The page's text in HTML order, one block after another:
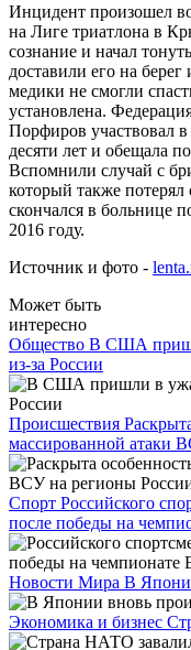
Инцидент произошел
на Лиге триатлона в
сознание и начал
доставили его на
медики не смогли
установлена.
Порфиров участвовал
десяти лет и обещала
Вспомнили случай с
который также
скончался в больнице
2016 году.
Источник и фото -
Может быть
интересно
Общество В США
из-за России
Происшествия
массированной атаки
Спорт Российского
после победы на
Новости Мира В
Экономика и бизнес